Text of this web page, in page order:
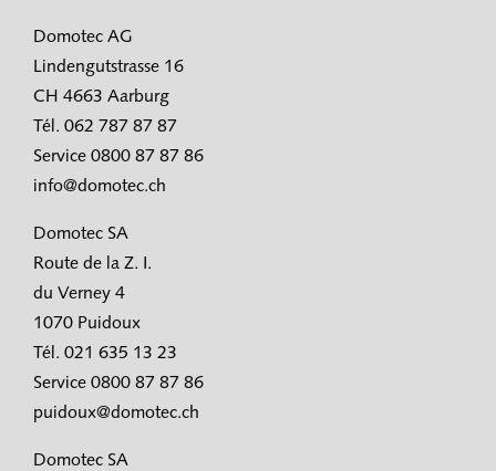
Domotec AG
Lindengutstrasse 16
CH 4663 Aarburg
Tél. 062 787 87 87
Service 0800 87 87 86
info@domotec.ch
Domotec SA
Route de la Z. I.
du Verney 4
1070 Puidoux
Tél. 021 635 13 23
Service 0800 87 87 86
puidoux@domotec.ch
Domotec SA